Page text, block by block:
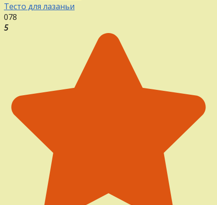
Тесто для лазаньи
078
5